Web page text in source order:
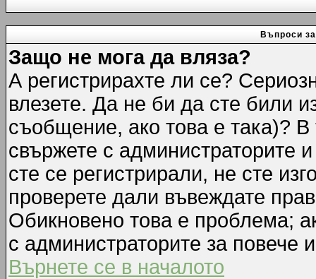
Въпроси
Защо не мога да вляза?
А регистрирахте ли се?
влезете. Да не би да сте били
съобщение, ако това е така)?
свържете с администраторите
сте се регистрирали, не сте
проверете дали въвеждате
Обикновено това е проблема;
с администраторите за повече
Върнете се в началото